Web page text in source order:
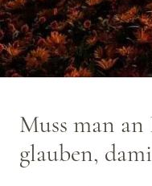
Muss man
glauben,